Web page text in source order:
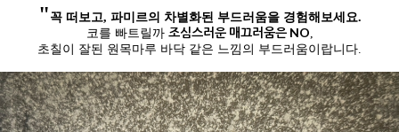
" 꼭 떠보고, 파미르의 차별화된 부드러움을 경험해보세요.
코를 빠트릴까 조심스러운 매끄러움은 NO,
초칠이 잘된 원목마루 바닥 같은 느낌의 부드러움이랍니다.